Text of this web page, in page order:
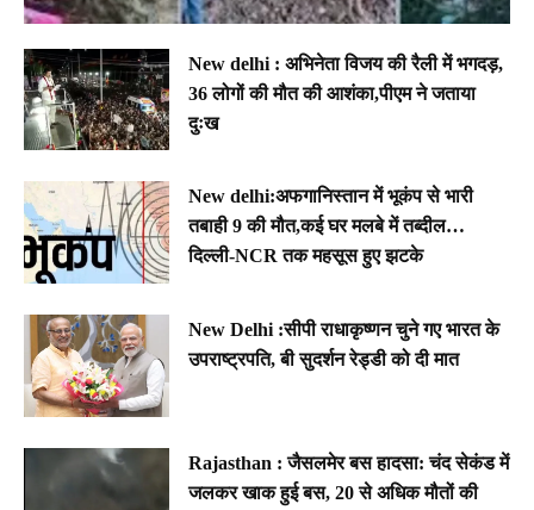
New delhi : अभिनेता विजय की रैली में भगदड़,
36 लोगों की मौत की आशंका,पीएम ने जताया
दुःख
New delhi:अफगानिस्तान में भूकंप से भारी
तबाही 9 की मौत,कई घर मलबे में तब्दील…
दिल्ली-NCR तक महसूस हुए झटके
New Delhi :सीपी राधाकृष्णन चुने गए भारत के
उपराष्ट्रपति, बी सुदर्शन रेड्डी को दी मात
Rajasthan : जैसलमेर बस हादसा: चंद सेकंड में
जलकर खाक हुई बस, 20 से अधिक मौतों की